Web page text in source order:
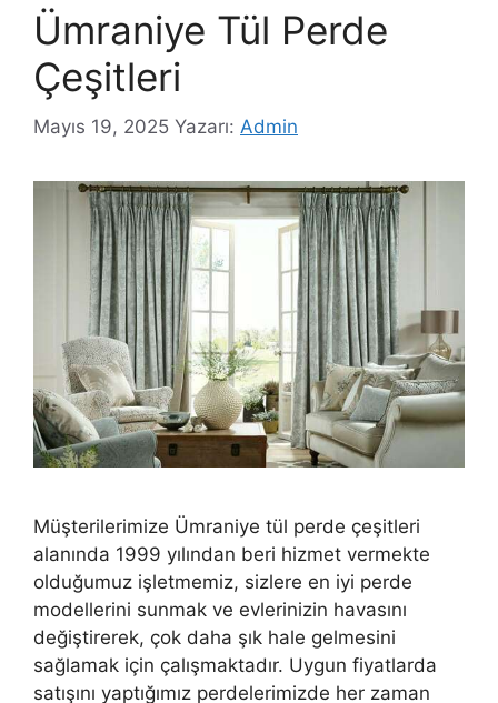
Ümraniye Tül Perde
Çeşitleri
Mayıs 19, 2025 Yazarı: Admin
Müşterilerimize Ümraniye tül perde çeşitleri
alanında 1999 yılından beri hizmet vermekte
olduğumuz işletmemiz, sizlere en iyi perde
modellerini sunmak ve evlerinizin havasını
değiştirerek, çok daha şık hale gelmesini
sağlamak için çalışmaktadır. Uygun fiyatlarda
satışını yaptığımız perdelerimizde her zaman